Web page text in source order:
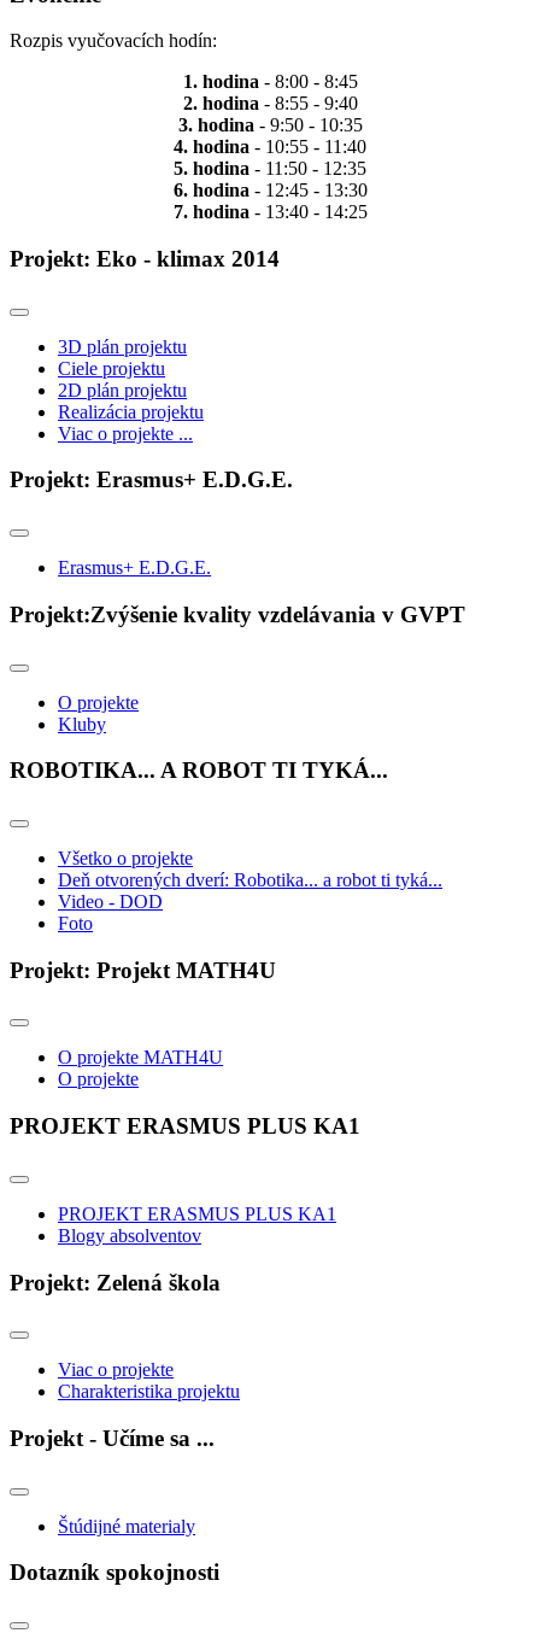
Rozpis vyučovacích hodín:
1. hodina - 8:00 - 8:45
2. hodina - 8:55 - 9:40
3. hodina - 9:50 - 10:35
4. hodina - 10:55 - 11:40
5. hodina - 11:50 - 12:35
6. hodina - 12:45 - 13:30
7. hodina - 13:40 - 14:25
Projekt: Eko - klimax 2014
3D plán projektu
Ciele projektu
2D plán projektu
Realizácia projektu
Viac o projekte ...
Projekt: Erasmus+ E.D.G.E.
Erasmus+ E.D.G.E.
Projekt:Zvýšenie kvality vzdelávania v GVPT
O projekte
Kluby
ROBOTIKA... A ROBOT TI TYKÁ...
Všetko o projekte
Deň otvorených dverí: Robotika... a robot ti tyká...
Video - DOD
Foto
Projekt: Projekt MATH4U
O projekte MATH4U
O projekte
PROJEKT ERASMUS PLUS KA1
PROJEKT ERASMUS PLUS KA1
Blogy absolventov
Projekt: Zelená škola
Viac o projekte
Charakteristika projektu
Projekt - Učíme sa ...
Štúdijné materialy
Dotazník spokojnosti